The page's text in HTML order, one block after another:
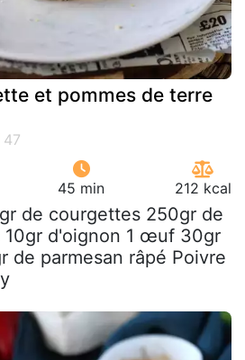
et pommes de terre
45 min 212 kcal
de courgettes 250gr de
10gr d'oignon 1 œuf 30gr
de parmesan râpé Poivre